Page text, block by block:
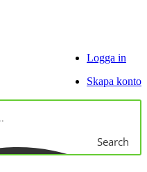
Logga in
Skapa konto
Search